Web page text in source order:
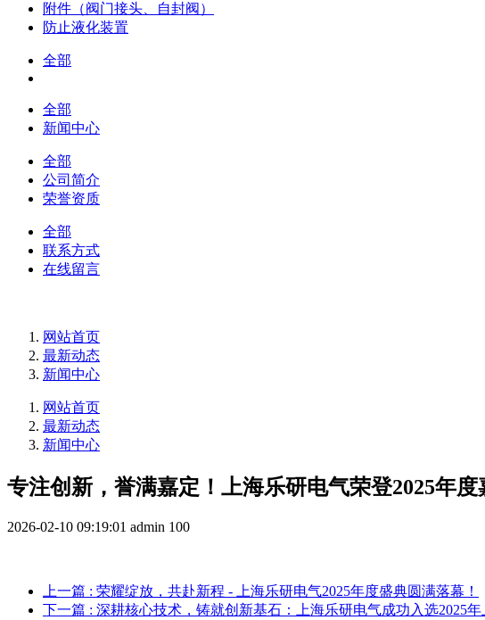
附件（阀门接头、自封阀）
防止液化装置
全部
全部
新闻中心
全部
公司简介
荣誉资质
全部
联系方式
在线留言
网站首页
最新动态
新闻中心
网站首页
最新动态
新闻中心
专注创新，誉满嘉定！上海乐研电气荣登2025年
2026-02-10 09:19:01 admin 100
上一篇 : 荣耀绽放，共赴新程 - 上海乐研电气2025年度盛典圆满落幕！
下一篇 : 深耕核心技术，铸就创新基石：上海乐研电气成功入选2025